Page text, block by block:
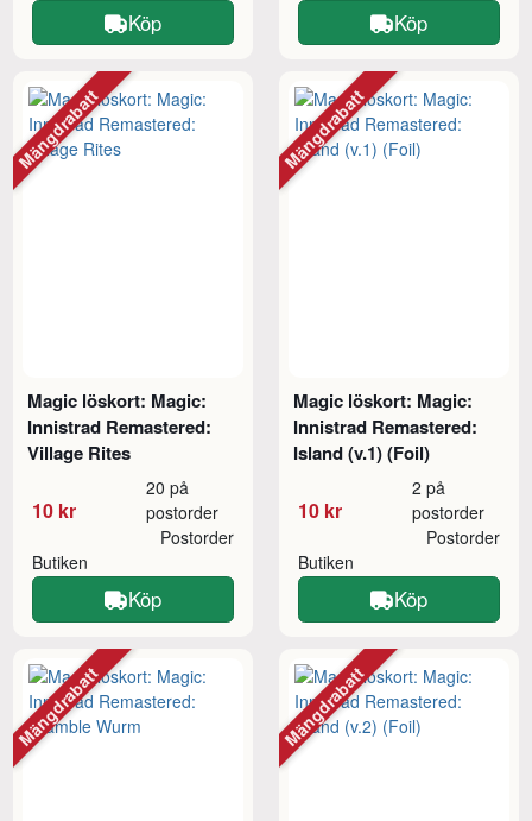
Köp Köp
Magic löskort: Magic:
Innistrad Remastered:
Village Rites
10 kr
20 på
postorder
Butiken
Postorder
Köp
Mängdrabatt
Magic löskort: Magic:
Innistrad Remastered:
Island (v.1) (Foil)
10 kr
2 på
postorder
Butiken
Postorder
Köp
Mängdrabatt
Mängdrabatt Mängdrabatt